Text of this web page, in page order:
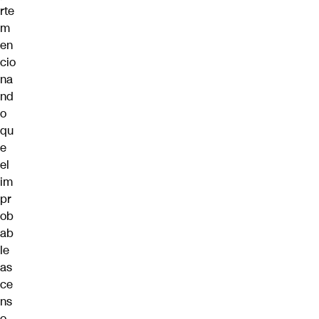
rte
m
en
cio
na
nd
o
qu
e
el
im
pr
ob
ab
le
as
ce
ns